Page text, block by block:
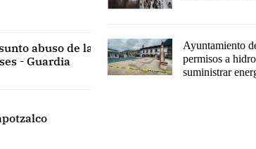
abuso de la
- Guardia
Ayuntamiento
permisos a
suministrar